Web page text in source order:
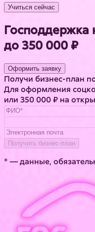
Учиться сейчас
Господдержка
до 350 000 ₽
Оформить заявку
Получи бизнес-план
Для оформления
или 350 000 ₽ на
Получить бизнес-план
* — данные,